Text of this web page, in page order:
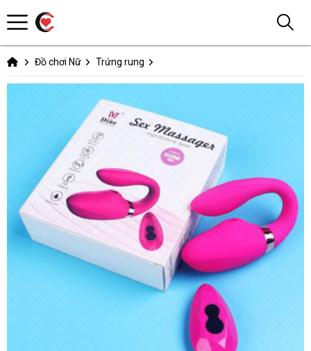
Đồ chơi Nữ Trứng rung